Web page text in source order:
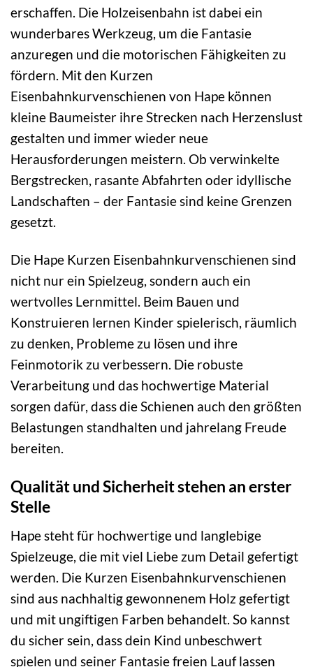
erschaffen. Die Holzeisenbahn ist dabei ein
wunderbares Werkzeug, um die Fantasie
anzuregen und die motorischen Fähigkeiten zu
fördern. Mit den Kurzen
Eisenbahnkurvenschienen von Hape können
kleine Baumeister ihre Strecken nach Herzenslust
gestalten und immer wieder neue
Herausforderungen meistern. Ob verwinkelte
Bergstrecken, rasante Abfahrten oder idyllische
Landschaften – der Fantasie sind keine Grenzen
gesetzt.
Die Hape Kurzen Eisenbahnkurvenschienen sind
nicht nur ein Spielzeug, sondern auch ein
wertvolles Lernmittel. Beim Bauen und
Konstruieren lernen Kinder spielerisch, räumlich
zu denken, Probleme zu lösen und ihre
Feinmotorik zu verbessern. Die robuste
Verarbeitung und das hochwertige Material
sorgen dafür, dass die Schienen auch den größten
Belastungen standhalten und jahrelang Freude
bereiten.
Qualität und Sicherheit stehen an erster
Stelle
Hape steht für hochwertige und langlebige
Spielzeuge, die mit viel Liebe zum Detail gefertigt
werden. Die Kurzen Eisenbahnkurvenschienen
sind aus nachhaltig gewonnenem Holz gefertigt
und mit ungiftigen Farben behandelt. So kannst
du sicher sein, dass dein Kind unbeschwert
spielen und seiner Fantasie freien Lauf lassen